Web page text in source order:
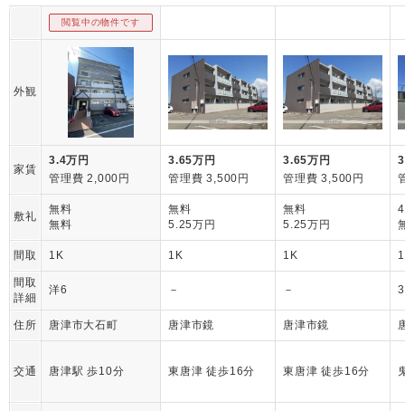
閲覧中の物件です
外観
家賃
3.4万円
管理費 2,000円
3.65万円
管理費 3,500円
3.65万円
管理費 3,500円
敷礼
無料
無料
無料
5.25万円
無料
5.25万円
間取 1K 1K 1K
間取
詳細
洋6 － －
住所 唐津市大石町 唐津市鏡 唐津市鏡
交通 唐津駅 歩10分 東唐津 徒歩16分 東唐津 徒歩16分